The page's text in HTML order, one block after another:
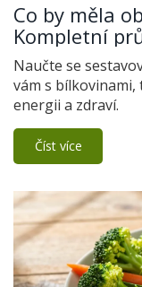
Co by měla
Kompletní
jídelníček
Naučte se
vám s
energii a zdraví.
Číst více